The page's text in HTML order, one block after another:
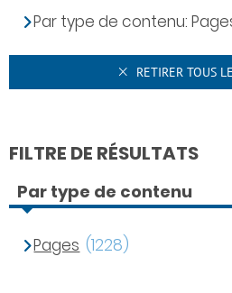
Par type de contenu:
RETIRER TOUS
FILTRE DE RÉSULTATS
Par type de contenu
Pages (1228)